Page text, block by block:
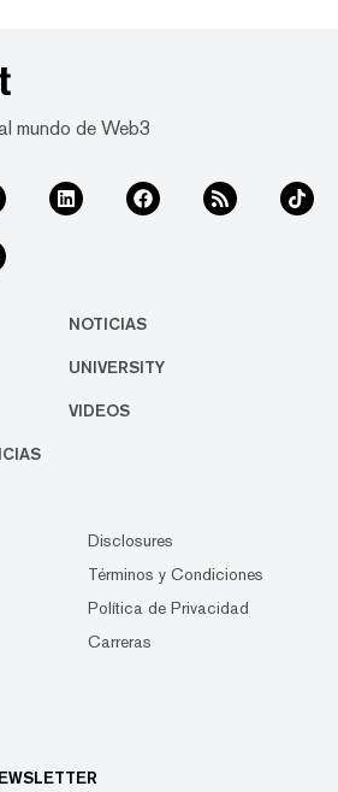
mundo de Web3
NOTICIAS
UNIVERSITY
VIDEOS
Disclosures
Términos y Condiciones
Política de Privacidad
Carreras